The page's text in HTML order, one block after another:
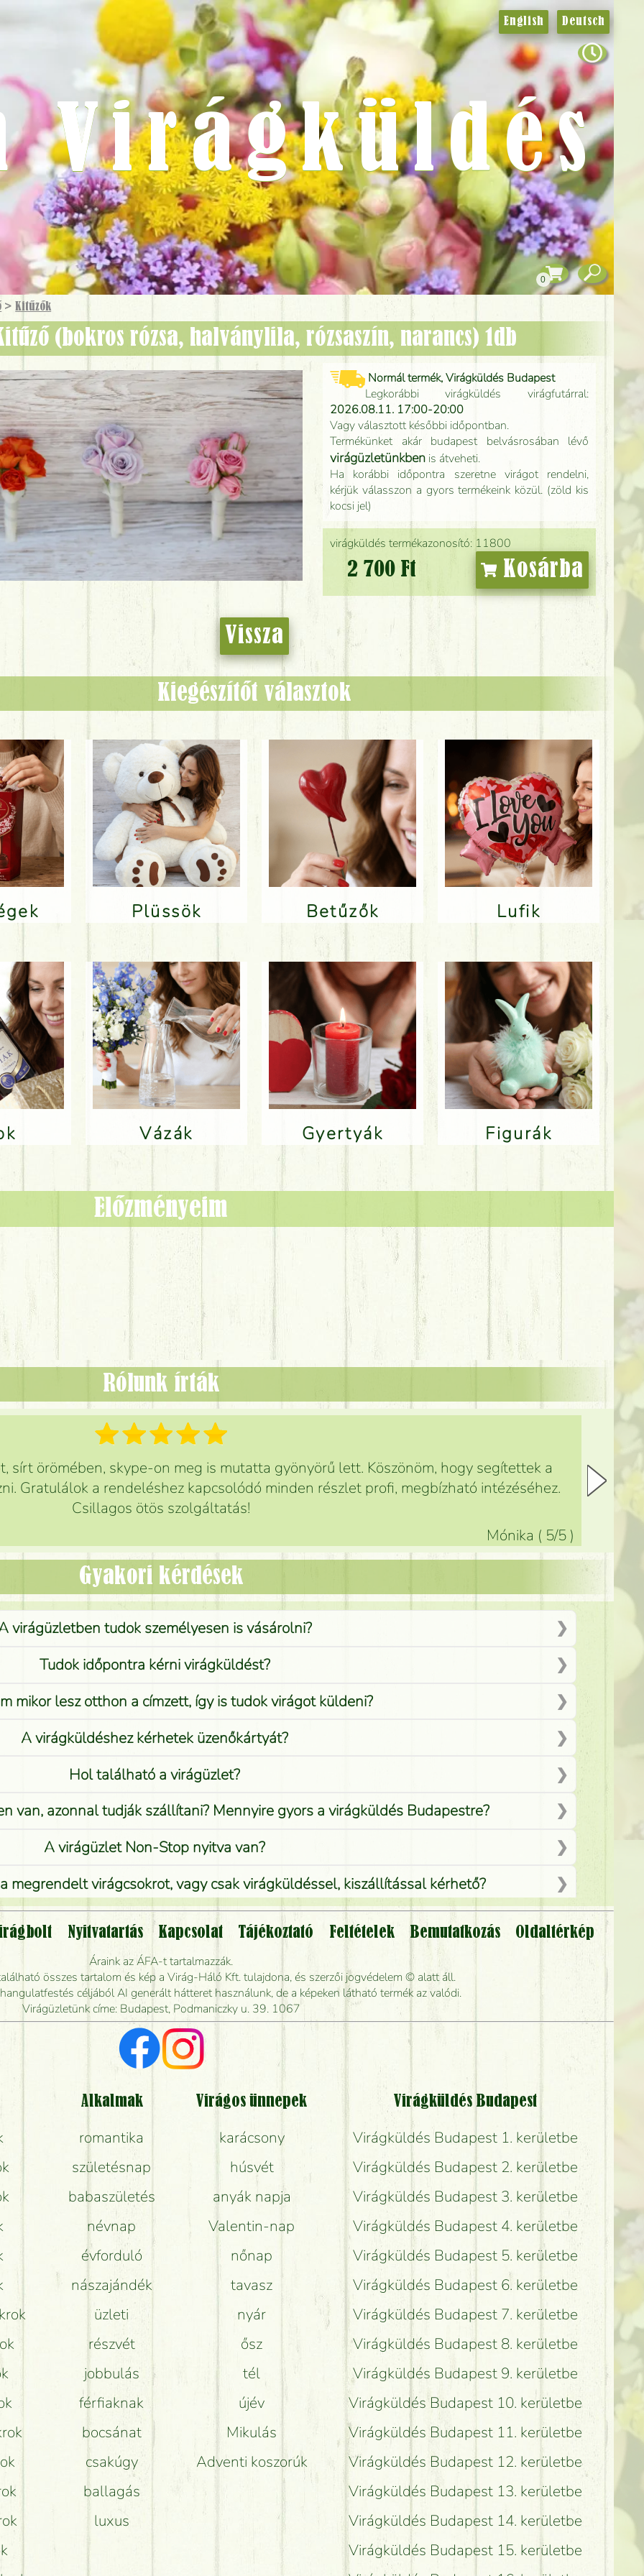
> Kitűzők
Kitűző (bokros rózsa, halványlila, rózsaszín, narancs) 1db
virágküldés termékazonosító: 11800
2 700 Ft Kosárba
Normál termék, Virágküldés Budapest
Legkorábbi virágküldés virágfutárral:
2026.08.11. 17:00-20:00
Vagy választott későbbi időpontban.
Termékünket akár budapest belvásrosában lévő
virágüzletünkben is átveheti.
Ha korábbi időpontra szeretne virágot rendelni,
kérjük válasszon a gyors termékeink közül. (zöld kis
kocsi jel)
Vissza
Kiegészítőt választok
Plüssök Betűzők Lufik
Vázák Gyertyák Figurák
English Deutsch
Virágküldés
0
Előzményeim
Rólunk írták
sírt örömében, skype-on meg is mutatta gyönyörű lett. Köszönöm, hogy segítettek a
Gratulálok a rendeléshez kapcsolódó minden részlet profi, megbízható intézéséhez.
Csillagos ötös szolgáltatás!
Mónika ( 5/5 )
Gyakori kérdések
virágüzletben tudok személyesen is vásárolni?
Tudok időpontra kérni virágküldést?
mikor lesz otthon a címzett, így is tudok virágot küldeni?
A virágküldéshez kérhetek üzenőkártyát?
Hol található a virágüzlet?
van, azonnal tudják szállítani? Mennyire gyors a virágküldés Budapestre?
A virágüzlet Non-Stop nyitva van?
megrendelt virágcsokrot, vagy csak virágküldéssel, kiszállítással kérhető?
Vidékre is lehet rendelni?
virágküldést úgy, hogy még ma kiszállítsák?
elkészíteni a csokrot, és mikor tudják leghamarabb kiszállítani?
Vörös rózsát keresek, van önöknél?
Milyen visszajelzést kapok a virágküldésről?
Tényleg azt kapom, ami a képen van?
Mit kell tudni a virágcsokrok szállításáról?
Hogy marad a lehető legtovább friss a csokor?
Tudok adventi koszorút vásárolni boltban?
Nyitvatartás Kapcsolat Tájékoztató Feltételek Bemutatkozás
Oldaltérkép
Áraink az ÁFA-t tartalmazzák.
összes tartalom és kép a Virág-Háló Kft. tulajdona, és szerzői jogvédelem © alatt áll.
céljából AI generált hátteret használunk, de a képeken látható termék az valódi.
Virágüzletünk címe: Budapest, Podmaniczky u. 39. 1067
Alkalmak
romantika
születésnap
babaszületés
névnap
évforduló
nászajándék
üzleti
részvét
jobbulás
férfiaknak
bocsánat
csakúgy
ballagás
luxus
Virágos ünnepek
karácsony
húsvét
anyák napja
Valentin-nap
nőnap
tavasz
nyár
ősz
tél
újév
Mikulás
Adventi koszorúk
Virágküldés Budapest
Virágküldés Budapest 1. kerületbe
Virágküldés Budapest 2. kerületbe
Virágküldés Budapest 3. kerületbe
Virágküldés Budapest 4. kerületbe
Virágküldés Budapest 5. kerületbe
Virágküldés Budapest 6. kerületbe
Virágküldés Budapest 7. kerületbe
Virágküldés Budapest 8. kerületbe
Virágküldés Budapest 9. kerületbe
Virágküldés Budapest 10. kerületbe
Virágküldés Budapest 11. kerületbe
Virágküldés Budapest 12. kerületbe
Virágküldés Budapest 13. kerületbe
Virágküldés Budapest 14. kerületbe
Virágküldés Budapest 15. kerületbe